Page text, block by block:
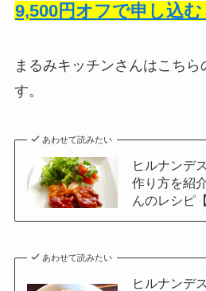
9,500円オフで申し込
まるみキッチンさんはこち
す。
あわせて読みたい
ヒルナンデ
作り方を紹
んのレシピ
あわせて読みたい
ヒルナンデ